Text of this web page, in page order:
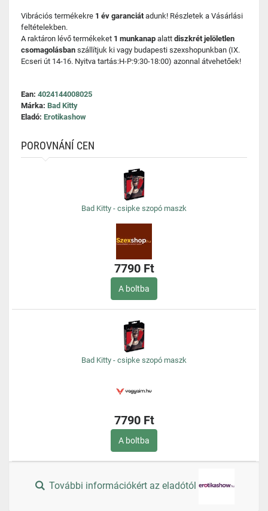
Vibrációs termékekre 1 év garanciátadunk! Részletek a Vásárlási
feltételekben.
A raktáron lévő termékeket 1 munkanap alatt diszkrét jelöletlen
csomagolásban szállítjuk ki vagy budapesti szexshopunkban (IX.
Ecseri út 14-16. Nyitva tartás:H-P:9:30-18:00) azonnal átvehetőek!
Ean: 4024144008025
Márka: Bad Kitty
Eladó: Erotikashow
POROVNÁNÍ CEN
Bad Kitty - csipke szopó maszk
7790 Ft
A boltba
Bad Kitty - csipke szopó maszk
7790 Ft
A boltba
További információkért az eladótól